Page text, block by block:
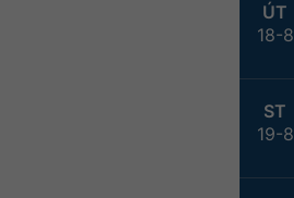
ÚT
18-8
ST
19-8